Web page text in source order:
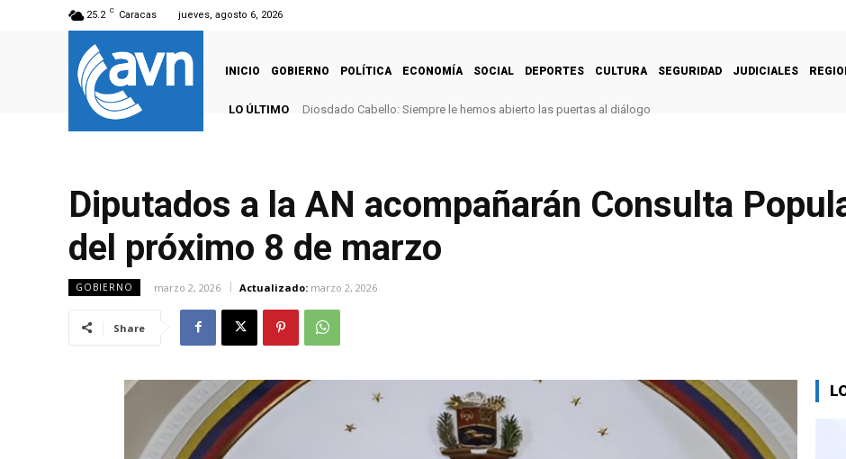
25.2 C Caracas jueves, agosto 6, 2026
INICIO GOBIERNO POLÍTICA ECONOMÍA SOCIAL DEPORTES CULTURA SEGURIDAD JUDICIALES
LO ÚLTIMO Diosdado Cabello: Siempre le hemos abierto las puertas al diálogo
Diputados a la AN acompañarán Consulta
del próximo 8 de marzo
GOBIERNO marzo 2, 2026 Actualizado: marzo 2, 2026
Share